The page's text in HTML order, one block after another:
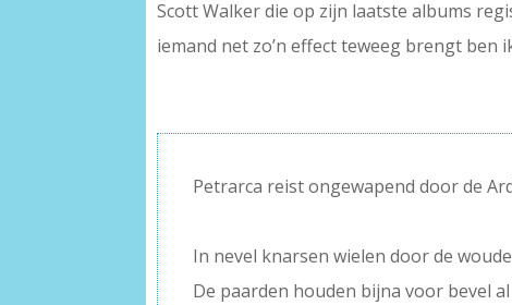
Scott Walker die op zijn laatste albums
iemand net zo’n effect teweeg brengt ben
Petrarca reist ongewapend door de
In nevel knarsen wielen door de
De paarden houden bijna voor bevel